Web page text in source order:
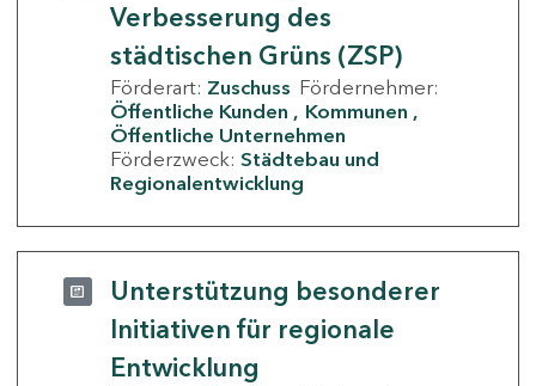
Verbesserung des
städtischen Grüns (ZSP)
Förderart: Zuschuss Fördernehmer:
Öffentliche Kunden
Kommunen
Öffentliche Unternehmen
Förderzweck: Städtebau und
Regionalentwicklung
Unterstützung besonderer
Initiativen für regionale
Entwicklung